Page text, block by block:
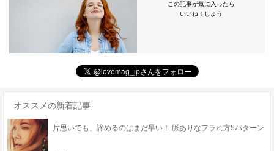
この記事が気に入ったら
いいね！しよう
オススメの新着記事
片思いでも、諦めるのはまだ早い！ 脈ありなフラれ方5パターン